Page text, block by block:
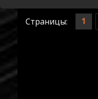
Страницы: 1